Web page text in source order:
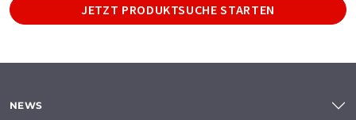
JETZT PRODUKTSUCHE STARTEN
NEWS